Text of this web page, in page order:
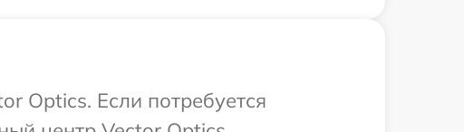
Optics. Если потребуется